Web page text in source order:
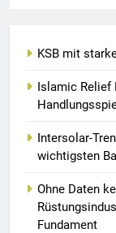
KSB mit
Islamic Relief
Intersolar-
wichtigsten
Ohne Daten
Fundament